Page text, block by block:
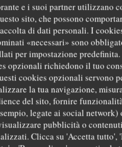
e i suoi partner utilizzano
sito, che possono
di dati personali. I
«necessari» sono
per impostazione
opzionali richiedono il tuo
cookies opzionali servono
la tua navigazione,
del sito, fornire
legate ai social network)
pubblicità o
Clicca su 'Accetta tutto',
nostri clienti